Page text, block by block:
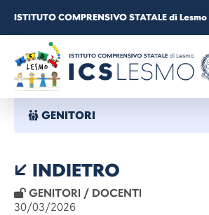
ISTITUTO COMPRENSIVO STATALE di Lesmo
GENITORI
INDIETRO
GENITORI / DOCENTI
30/03/2026